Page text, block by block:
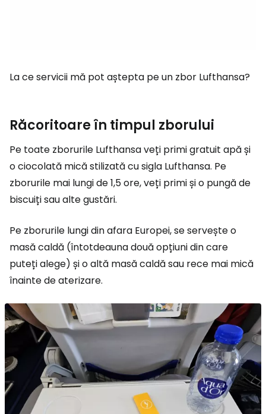
La ce servicii mă pot aștepta pe un zbor Lufthansa?
Răcoritoare în timpul zborului
Pe toate zborurile Lufthansa veți primi gratuit apă și
o ciocolată mică stilizată cu sigla Lufthansa. Pe
zborurile mai lungi de 1,5 ore, veți primi și o pungă de
biscuiți sau alte gustări.
Pe zborurile lungi din afara Europei, se servește o
masă caldă (întotdeauna două opțiuni din care
puteți alege) și o altă masă caldă sau rece mai mică
înainte de aterizare.